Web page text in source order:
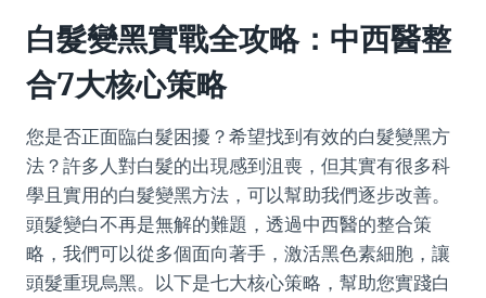
白髮變黑實戰全攻略：中西醫整
合7大核心策略
您是否正面臨白髮困擾？希望找到有效的白髮變黑方
法？許多人對白髮的出現感到沮喪，但其實有很多科
學且實用的白髮變黑方法，可以幫助我們逐步改善。
頭髮變白不再是無解的難題，透過中西醫的整合策
略，我們可以從多個面向著手，激活黑色素細胞，讓
頭髮重現烏黑。以下是七大核心策略，幫助您實踐白